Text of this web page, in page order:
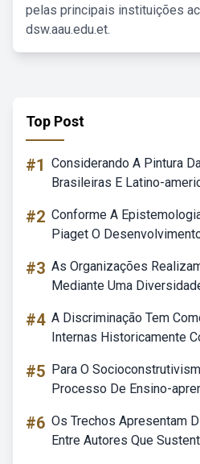
pelas principais instituições
dsw.aau.edu.et.
Top Post
#1 Considerando A Pintura
Brasileiras E Latino-
#2 Conforme A
Piaget O
#3 As Organizações
Mediante Uma
#4 A Discriminação Tem
Internas Historicamente
#5 Para O
Processo De Ensino-
#6 Os Trechos Apresentam
Entre Autores Que